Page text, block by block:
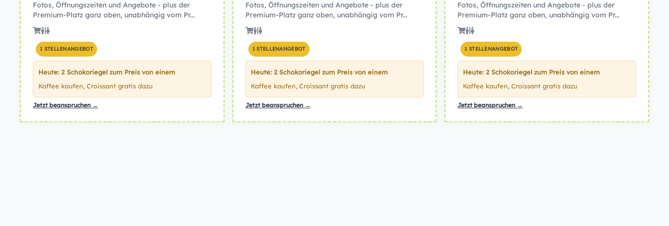
Fotos, Öffnungszeiten und Angebote - plus der
Premium-Platz ganz oben, unabhängig vom Pr...
1 STELLENANGEBOT
Heute: 2 Schokoriegel zum Preis von einem
Kaffee kaufen, Croissant gratis dazu
Jetzt beanspruchen →
Fotos, Öffnungszeiten und Angebote - plus der
Premium-Platz ganz oben, unabhängig vom Pr...
1 STELLENANGEBOT
Heute: 2 Schokoriegel zum Preis von einem
Kaffee kaufen, Croissant gratis dazu
Jetzt beanspruchen →
Fotos, Öffnungszeiten und Angebote - plus der
Premium-Platz ganz oben, unabhängig vom Pr...
1 STELLENANGEBOT
Heute: 2 Schokoriegel zum Preis von einem
Kaffee kaufen, Croissant gratis dazu
Jetzt beanspruchen →